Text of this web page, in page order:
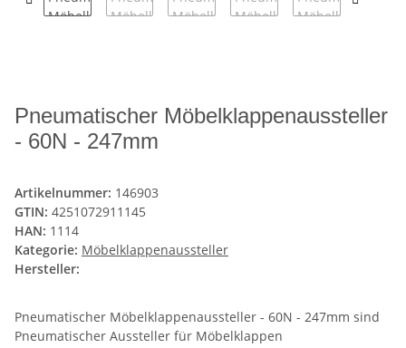
Pneumatischer Möbelklappenaussteller
- 60N - 247mm
Artikelnummer: 146903
GTIN: 4251072911145
HAN: 1114
Kategorie: Möbelklappenaussteller
Hersteller:
Pneumatischer Möbelklappenaussteller - 60N - 247mm sind
Pneumatischer Aussteller für Möbelklappen